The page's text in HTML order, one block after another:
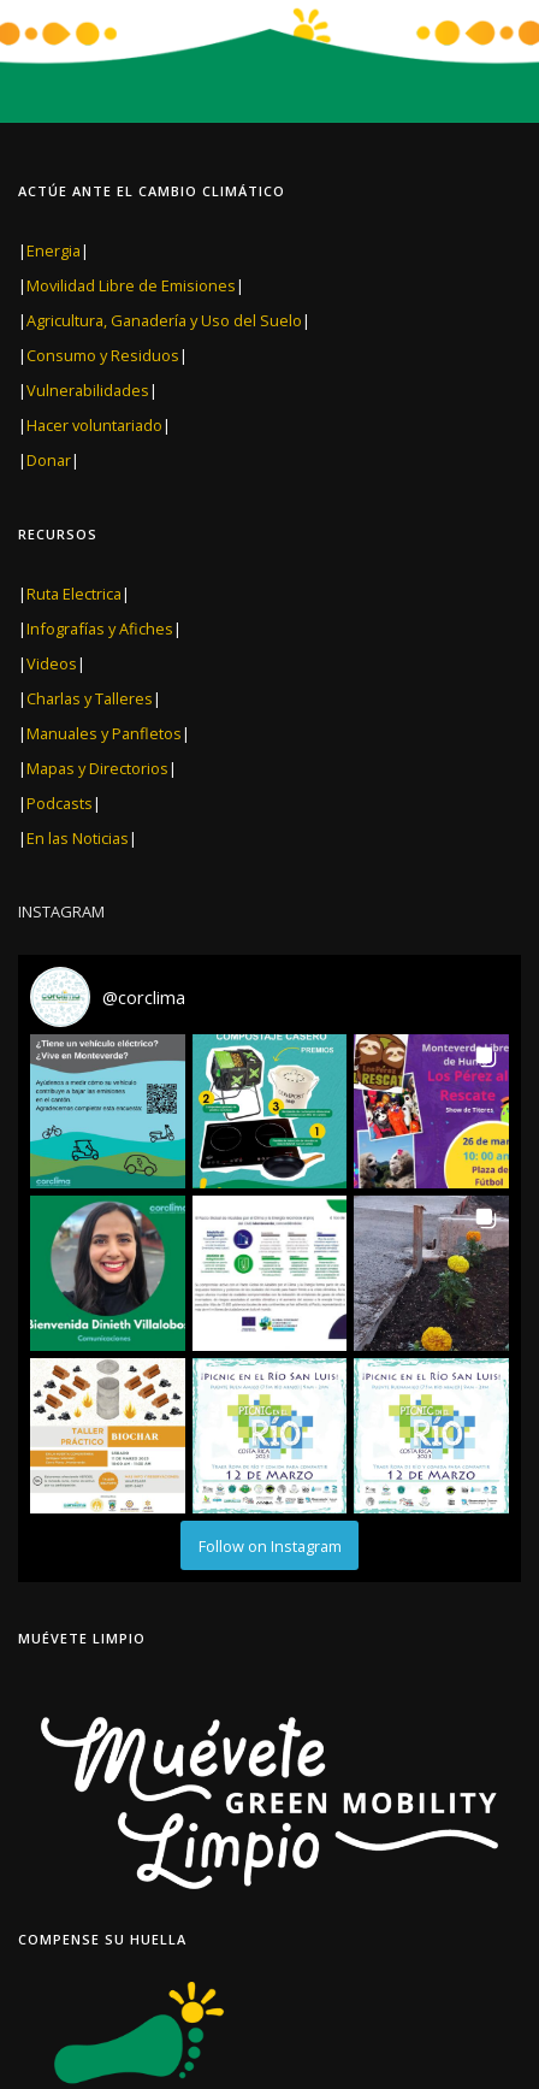
ACTÚE ANTE EL CAMBIO CLIMÁTICO
|Energia|
|Movilidad Libre de Emisiones|
|Agricultura, Ganadería y Uso del Suelo|
| Consumo y Residuos|
|Vulnerabilidades|
|Hacer voluntariado|
|Donar|
RECURSOS
|Ruta Electrica|
|Infografías y Afiches|
|Videos|
| Charlas y Talleres|
|Manuales y Panfletos|
|Mapas y Directorios|
|Podcasts|
|En las Noticias|
INSTAGRAM
@corclima
Follow on Instagram
MUÉVETE LIMPIO
COMPENSE SU HUELLA